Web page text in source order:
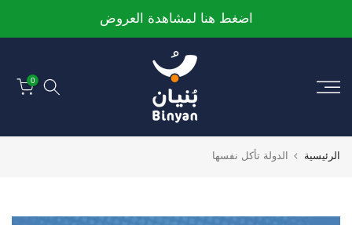
إلى
اضغط هنا لمشاهدة العروض
0
الرئيسية الدولة تأكل نفسها